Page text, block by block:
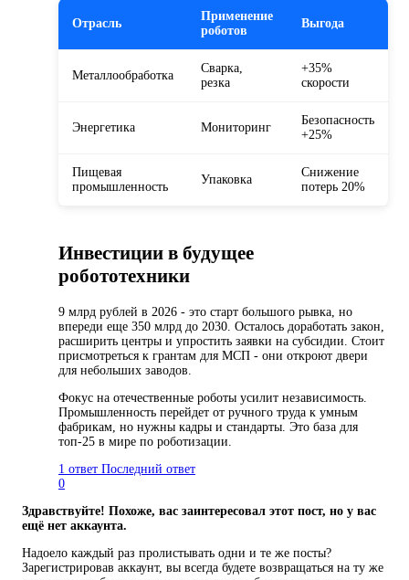
Отрасль
Применение
роботов
Выгода
Металлообработка
Сварка,
резка
+35%
скорости
Энергетика Мониторинг
Безопасность
+25%
Пищевая
промышленность
Упаковка
Снижение
потерь 20%
Инвестиции в будущее
робототехники
9 млрд рублей в 2026 - это старт большого рывка, но
впереди еще 350 млрд до 2030. Осталось доработать закон,
расширить центры и упростить заявки на субсидии. Стоит
присмотреться к грантам для МСП - они откроют двери
для небольших заводов.
Фокус на отечественные роботы усилит независимость.
Промышленность перейдет от ручного труда к умным
фабрикам, но нужны кадры и стандарты. Это база для
топ-25 в мире по роботизации.
1 ответ Последний ответ
0
Здравствуйте! Похоже, вас заинтересовал этот пост, но у вас
ещё нет аккаунта.
Надоело каждый раз пролистывать одни и те же посты?
Зарегистрировав аккаунт, вы всегда будете возвращаться на ту же